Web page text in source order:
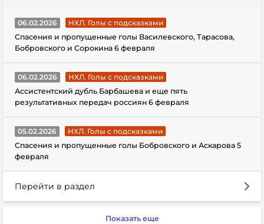
06.02.2026
НХЛ. Голы с подсказками
Спасения и пропущенные голы Василевского, Тарасова,
Бобровского и Сорокина 6 февраля
06.02.2026
НХЛ. Голы с подсказками
Ассистентский дубль Барбашева и еще пять
результативных передач россиян 6 февраля
05.02.2026
НХЛ. Голы с подсказками
Спасения и пропущенные голы Бобровского и Аскарова 5
февраля
Перейти в раздел
Показать еще